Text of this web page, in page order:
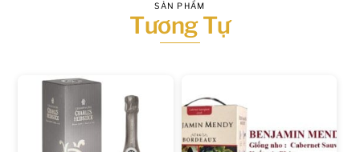
SẢN PHẨM
Tương Tự